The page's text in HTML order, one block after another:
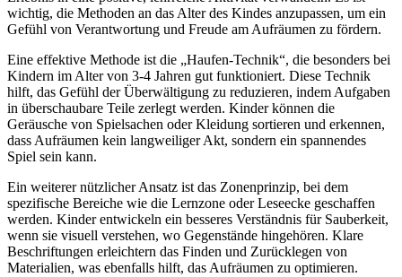
wichtig, die Methoden an das Alter des Kindes anzupassen, um ein
Gefühl von Verantwortung und Freude am Aufräumen zu fördern.
Eine effektive Methode ist die „Haufen-Technik“, die besonders bei
Kindern im Alter von 3-4 Jahren gut funktioniert. Diese Technik
hilft, das Gefühl der Überwältigung zu reduzieren, indem Aufgaben
in überschaubare Teile zerlegt werden. Kinder können die
Geräusche von Spielsachen oder Kleidung sortieren und erkennen,
dass Aufräumen kein langweiliger Akt, sondern ein spannendes
Spiel sein kann.
Ein weiterer nützlicher Ansatz ist das Zonenprinzip, bei dem
spezifische Bereiche wie die Lernzone oder Leseecke geschaffen
werden. Kinder entwickeln ein besseres Verständnis für Sauberkeit,
wenn sie visuell verstehen, wo Gegenstände hingehören. Klare
Beschriftungen erleichtern das Finden und Zurücklegen von
Materialien, was ebenfalls hilft, das Aufräumen zu optimieren.